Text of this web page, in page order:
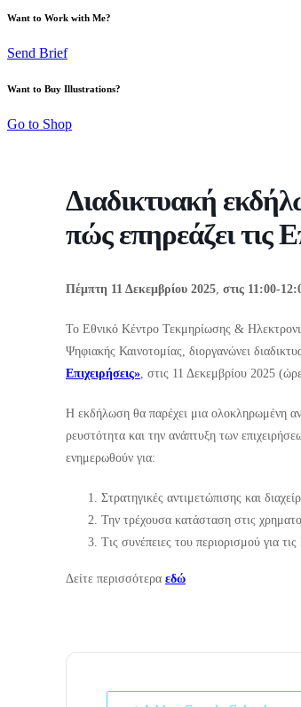
Want to Work with Me?
Send Brief
Want to Buy Illustrations?
Go to Shop
Διαδικτυακή
πώς επηρεάζει τις
Πέμπτη 11 Δεκεμβρίου 2025 στις 11:00-
Το Εθνικό Κέντρο Τεκμηρίωσης &
Ψηφιακής Καινοτομίας, διοργανώνει
Επιχειρήσεις» , στις 11 Δεκεμβρίου 2025
Η εκδήλωση θα παρέχει μια ολοκληρωμένη
ρευστότητα και την ανάπτυξη των
ενημερωθούν για:
Στρατηγικές αντιμετώπισης και
Την τρέχουσα κατάσταση στις
Τις συνέπειες του περιορισμού για
Δείτε περισσότερα εδώ